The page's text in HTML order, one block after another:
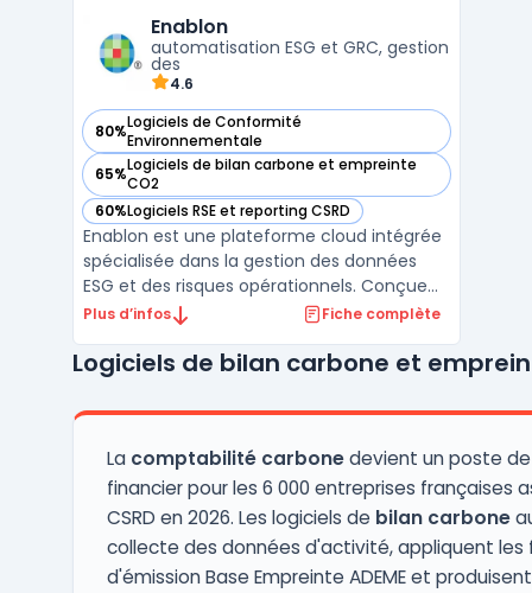
intuitive, la plateforme permet de suivre les
émission ...
Enablon
automatisation ESG et GRC, gestion
des
4.6
80%Logiciels de Conformité
Environnementale
— voir Enablon dans cette catégorie
65%Logiciels de bilan carbone et empreinte
CO2
— voir Enablon dans cette catégorie
60%Logiciels RSE et reporting CSRD
— voir Enablon dans cette catégorie
Enablon est une plateforme cloud intégrée
spécialisée dans la gestion des données
ESG et des risques opérationnels. Conçue
pour centraliser la collecte, le suivi et
environnementales, sociales et de
entreprises de se conformer aux normes
Plus d’infos Fiche complète
Logiciels de bilan carbone et
La comptabilité carbonedevient un poste
financier pour les 6 000 entreprises françaises
CSRD en 2026. Les logiciels de bilan carbone
collecte des données d'activité, appliquent les
d'émission Base Empreinte ADEME et